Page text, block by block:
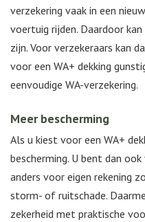
verzekering vaak in een
voertuig rijden. Daardoor
zijn. Voor verzekeraars kan
voor een WA+ dekking
eenvoudige WA-verzekering.
Meer bescherming
Als u kiest voor een WA+
bescherming. U bent dan
anders voor eigen rekening
storm- of ruitschade.
zekerheid met praktische